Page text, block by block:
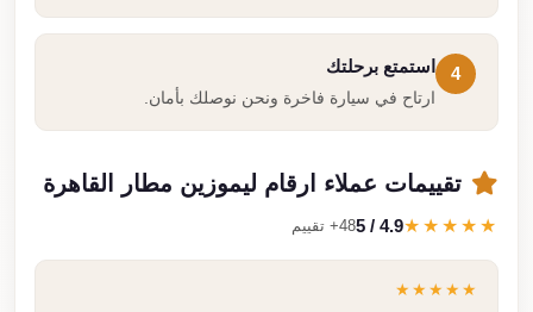
4
استمتع برحلتك
ارتاح في سيارة فاخرة ونحن نوصلك بأمان.
تقييمات عملاء ارقام ليموزين مطار القاهرة
★★★★★
4.9 / 5 48+ تقييم
★★★★★